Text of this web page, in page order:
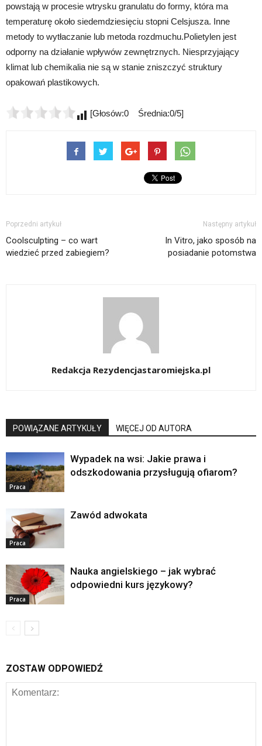
powstają w procesie wtrysku granulatu do formy, która ma
temperaturę około siedemdziesięciu stopni Celsjusza. Inne
metody to wytłaczanie lub metoda rozdmuchu.Polietylen jest
odporny na działanie wpływów zewnętrznych. Niesprzyjający
klimat lub chemikalia nie są w stanie zniszczyć struktury
opakowań plastikowych.
[Głosów:0 Średnia:0/5]
Poprzedni artykuł
Coolsculpting – co wart
wiedzieć przed zabiegiem?
Następny artykuł
In Vitro, jako sposób na
posiadanie potomstwa
Redakcja Rezydencjastaromiejska.pl
POWIĄZANE ARTYKUŁY WIĘCEJ OD AUTORA
Praca
Wypadek na wsi: Jakie prawa i
odszkodowania przysługują ofiarom?
Praca
Zawód adwokata
Praca
Nauka angielskiego – jak wybrać
odpowiedni kurs językowy?
ZOSTAW ODPOWIEDŹ